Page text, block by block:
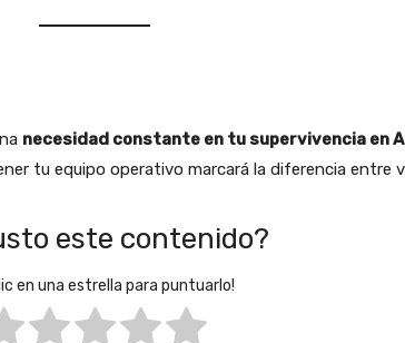
necesidad constante en tu supervivencia en
tu equipo operativo marcará la diferencia entre
este contenido?
en una estrella para puntuarlo!